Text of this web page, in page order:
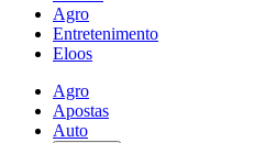
Agro
Entretenimento
Eloos
Agro
Apostas
Auto